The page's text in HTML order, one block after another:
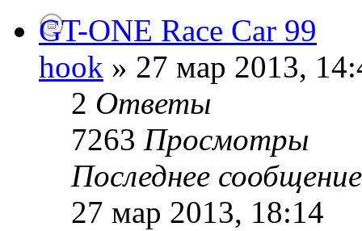
GT-ONE Race Car 99
hook » 27 мар 2013,
2 Ответы
7263 Просмотры
Последнее
27 мар 2013, 18:14